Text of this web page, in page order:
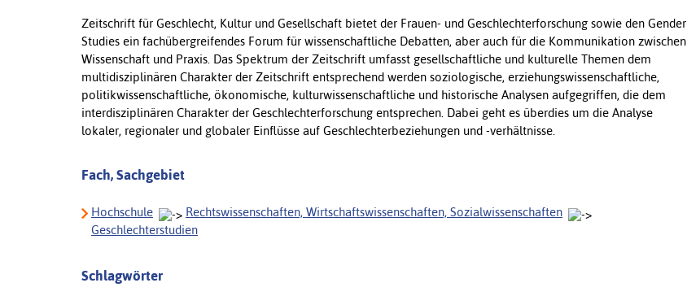
Zeitschrift für Geschlecht, Kultur und Gesellschaft bietet der Frauen- und Geschlechterforschung sowie den Gender
Studies ein fachübergreifendes Forum für wissenschaftliche Debatten, aber auch für die Kommunikation zwischen
Wissenschaft und Praxis. Das Spektrum der Zeitschrift umfasst gesellschaftliche und kulturelle Themen dem
multidisziplinären Charakter der Zeitschrift entsprechend werden soziologische, erziehungswissenschaftliche,
politikwissenschaftliche, ökonomische, kulturwissenschaftliche und historische Analysen aufgegriffen, die dem
interdisziplinären Charakter der Geschlechterforschung entsprechen. Dabei geht es überdies um die Analyse
lokaler, regionaler und globaler Einflüsse auf Geschlechterbeziehungen und -verhältnisse.
Fach, Sachgebiet
Hochschule
Rechtswissenschaften, Wirtschaftswissenschaften, Sozialwissenschaften
Geschlechterstudien
Schlagwörter